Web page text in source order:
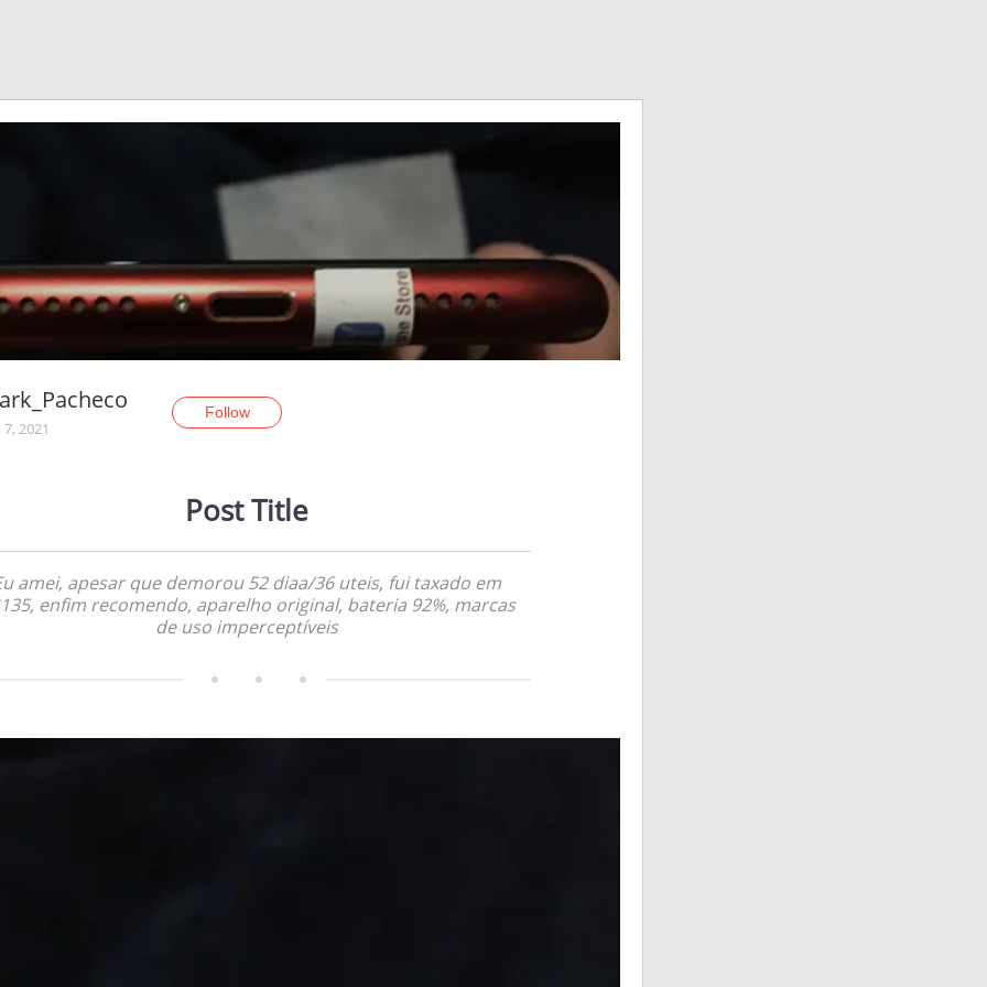
2021
Follow
Post Title
amei, apesar que demorou 52 diaa/36 uteis, fui taxado em
enfim recomendo, aparelho original, bateria 92%, marcas
de uso imperceptíveis